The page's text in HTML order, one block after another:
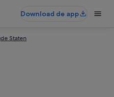
Download de app
Staten